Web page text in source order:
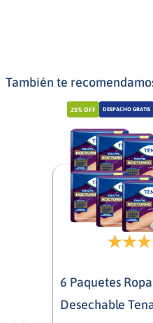
También te
25% OFF DESPACHO GRATIS
6 Paquetes
Desechable